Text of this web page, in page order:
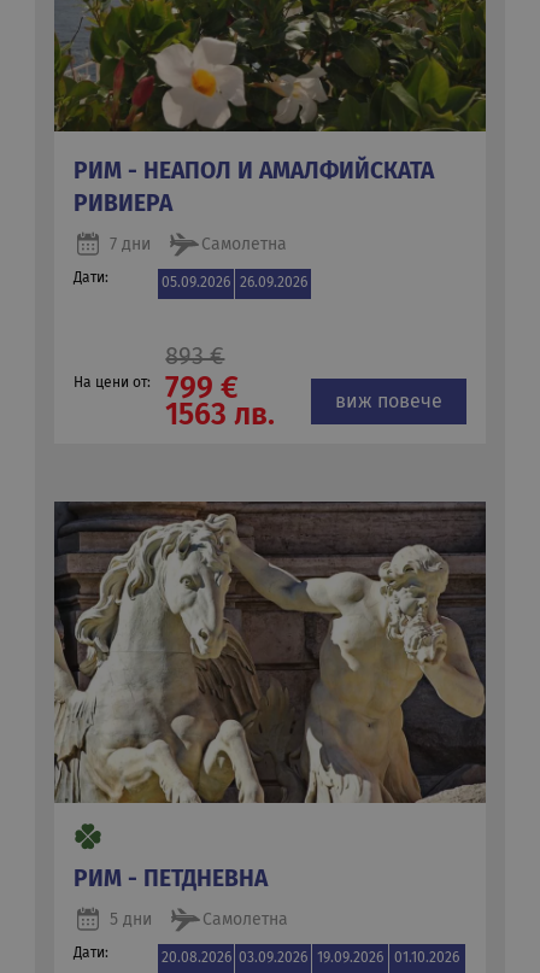
РИМ - НЕАПОЛ И АМАЛФИЙСКАТА
РИВИЕРА
7 дни Самолетна
Дати: 05.09.2026 26.09.2026
На цени от:
893 €
799 €
1563 лв.
виж повече
РИМ - ПЕТДНЕВНА
5 дни Самолетна
Дати: 20.08.2026 03.09.2026 19.09.2026 01.10.2026